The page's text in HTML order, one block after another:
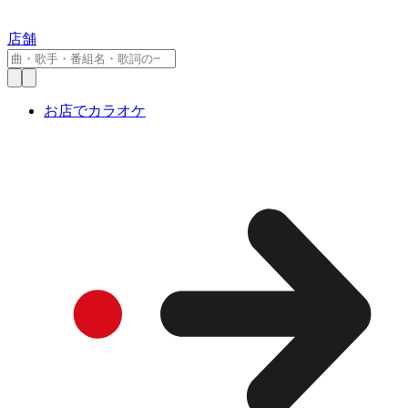
店舗
お店でカラオケ